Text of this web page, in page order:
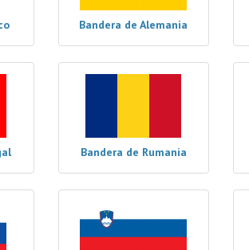
Bandera de Alemania
Bandera de Rumania